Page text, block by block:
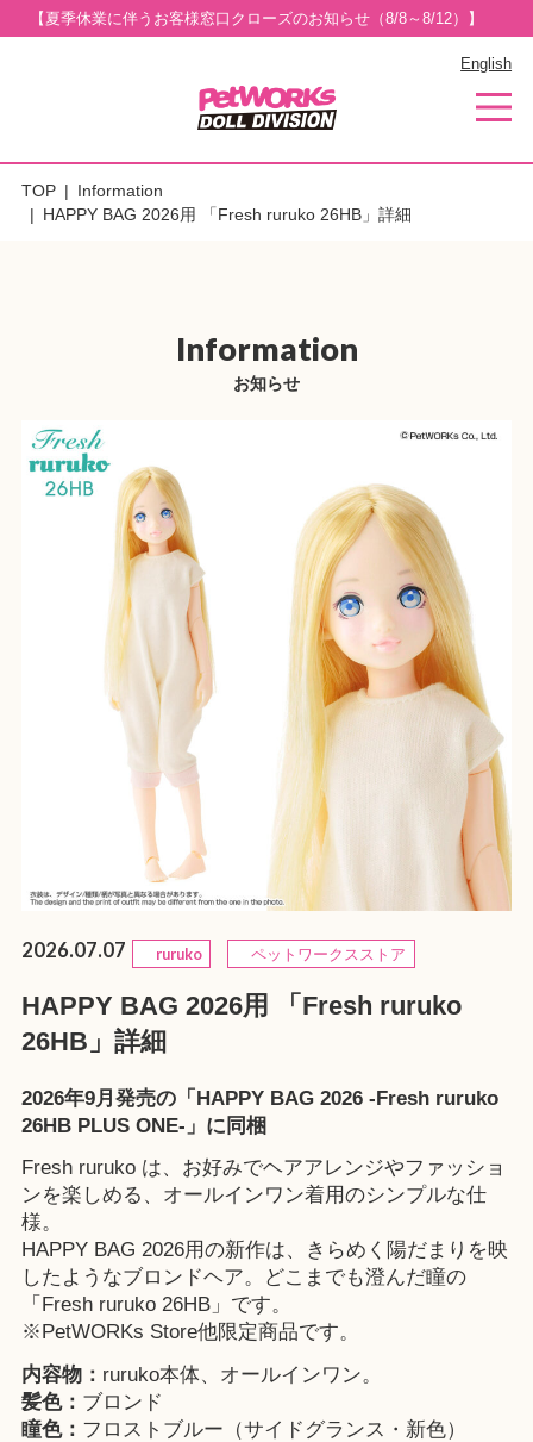
【夏季休業に伴うお客様窓口クローズのお知らせ（8/8～8/12）】
English
TOP
Information
HAPPY BAG 2026用 「Fresh ruruko 26HB」詳細
Information
お知らせ
2026.07.07 ruruko ペットワークスストア
HAPPY BAG 2026用 「Fresh ruruko
26HB」詳細
2026年9月発売の「HAPPY BAG 2026 -Fresh ruruko
26HB PLUS ONE-」に同梱
Fresh ruruko は、お好みでヘアアレンジやファッショ
ンを楽しめる、オールインワン着用のシンプルな仕
様。
HAPPY BAG 2026用の新作は、きらめく陽だまりを映
したようなブロンドヘア。どこまでも澄んだ瞳の
「Fresh ruruko 26HB」です。
※ PetWORKs Store他限定商品です。
内容物： ruruko本体、オールインワン。
髪色： ブロンド
瞳色： フロストブルー（サイドグランス・新色）